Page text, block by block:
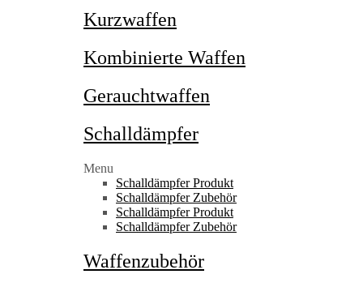
Kurzwaffen
Kombinierte Waffen
Gerauchtwaffen
Schalldämpfer
Menu
Schalldämpfer Produkt
Schalldämpfer Zubehör
Schalldämpfer Produkt
Schalldämpfer Zubehör
Waffenzubehör